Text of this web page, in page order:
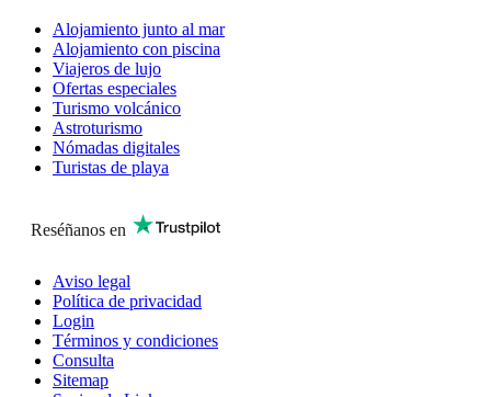
Alojamiento junto al mar
Alojamiento con piscina
Viajeros de lujo
Ofertas especiales
Turismo volcánico
Astroturismo
Nómadas digitales
Turistas de playa
Reséñanos en
Aviso legal
Política de privacidad
Login
Términos y condiciones
Consulta
Sitemap